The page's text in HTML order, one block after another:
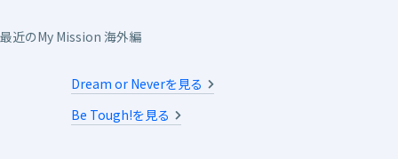
最近のMy Mission 海外編
Dream or Neverを見る
Be Tough!を見る